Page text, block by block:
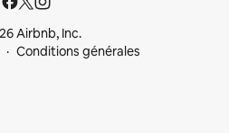
Airbnb, Inc.
Conditions générales